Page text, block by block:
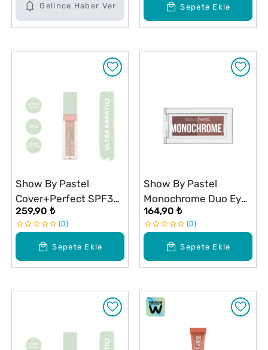
Gelince Haber Ver Sepete Ekle
Sepete Ekle
Show By Pastel
Cover+Perfect SPF30
Ultra Kapatıcı 304
Nude Pink
259,90 ₺
0
Sepete Ekle
Show By Pastel
Monochrome Duo Eyes
İkili Far Paleti 30
Ember
164,90 ₺
0